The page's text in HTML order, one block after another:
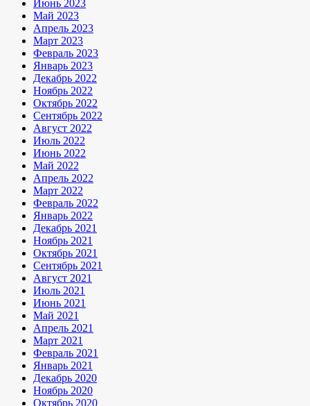
Июнь 2023
Май 2023
Апрель 2023
Март 2023
Февраль 2023
Январь 2023
Декабрь 2022
Ноябрь 2022
Октябрь 2022
Сентябрь 2022
Август 2022
Июль 2022
Июнь 2022
Май 2022
Апрель 2022
Март 2022
Февраль 2022
Январь 2022
Декабрь 2021
Ноябрь 2021
Октябрь 2021
Сентябрь 2021
Август 2021
Июль 2021
Июнь 2021
Май 2021
Апрель 2021
Март 2021
Февраль 2021
Январь 2021
Декабрь 2020
Ноябрь 2020
Октябрь 2020